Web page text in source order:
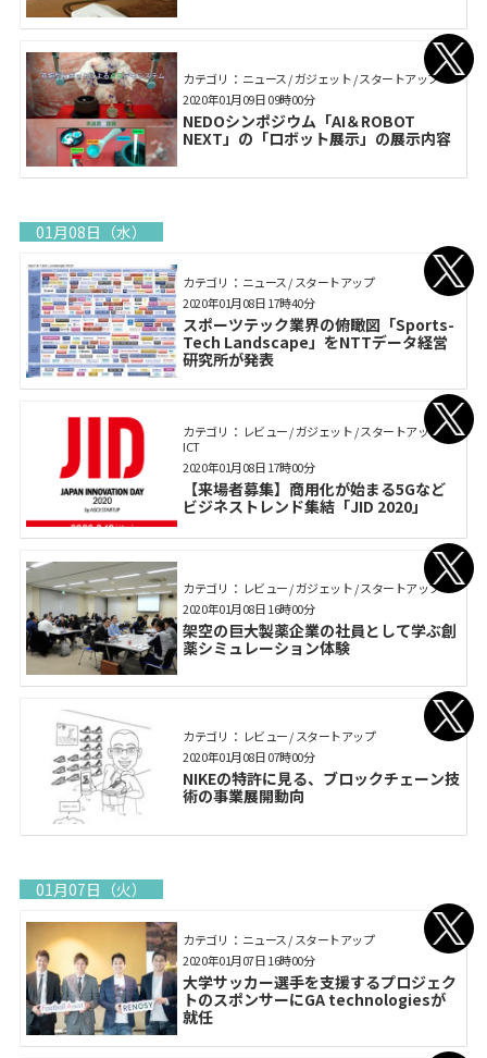
カテゴリ： ニュース / ガジェット / スタートアップ
NEDOシンポジウム「AI＆ROBOT
NEXT」の「ロボット展示」の展示内容
2020年01月09日 09時00分
01月08日（水）
カテゴリ： ニュース / スタートアップ
スポーツテック業界の俯瞰図「Sports-
Tech Landscape」をNTTデータ経営
研究所が発表
2020年01月08日 17時40分
カテゴリ： レビュー / ガジェット / スタートアップ /
ICT
【来場者募集】商用化が始まる5Gなど
ビジネストレンド集結「JID 2020」
2020年01月08日 17時00分
カテゴリ： レビュー / ガジェット / スタートアップ
架空の巨大製薬企業の社員として学ぶ創
薬シミュレーション体験
2020年01月08日 16時00分
カテゴリ： レビュー / スタートアップ
NIKEの特許に見る、ブロックチェーン技
術の事業展開動向
2020年01月08日 07時00分
01月07日（火）
カテゴリ： ニュース / スタートアップ
大学サッカー選手を支援するプロジェク
トのスポンサーにGA technologiesが
就任
2020年01月07日 16時00分